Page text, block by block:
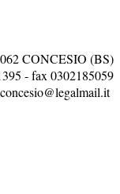
CONCESIO (BS)
- fax 0302185059